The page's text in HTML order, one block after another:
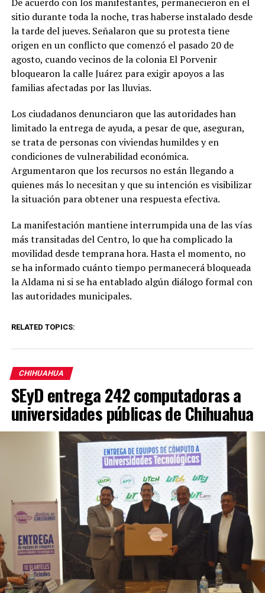
sitio durante toda la noche, tras haberse instalado desde
la tarde del jueves. Señalaron que su protesta tiene
origen en un conflicto que comenzó el pasado 20 de
agosto, cuando vecinos de la colonia El Porvenir
bloquearon la calle Juárez para exigir apoyos a las
familias afectadas por las lluvias.
Los ciudadanos denunciaron que las autoridades han
limitado la entrega de ayuda, a pesar de que, aseguran,
se trata de personas con viviendas humildes y en
condiciones de vulnerabilidad económica.
Argumentaron que los recursos no están llegando a
quienes más lo necesitan y que su intención es visibilizar
la situación para obtener una respuesta efectiva.
La manifestación mantiene interrumpida una de las vías
más transitadas del Centro, lo que ha complicado la
movilidad desde temprana hora. Hasta el momento, no
se ha informado cuánto tiempo permanecerá bloqueada
la Aldama ni si se ha entablado algún diálogo formal con
las autoridades municipales.
RELATED TOPICS:
CHIHUAHUA
SEyD entrega 242 computadoras a
universidades públicas de Chihuahua